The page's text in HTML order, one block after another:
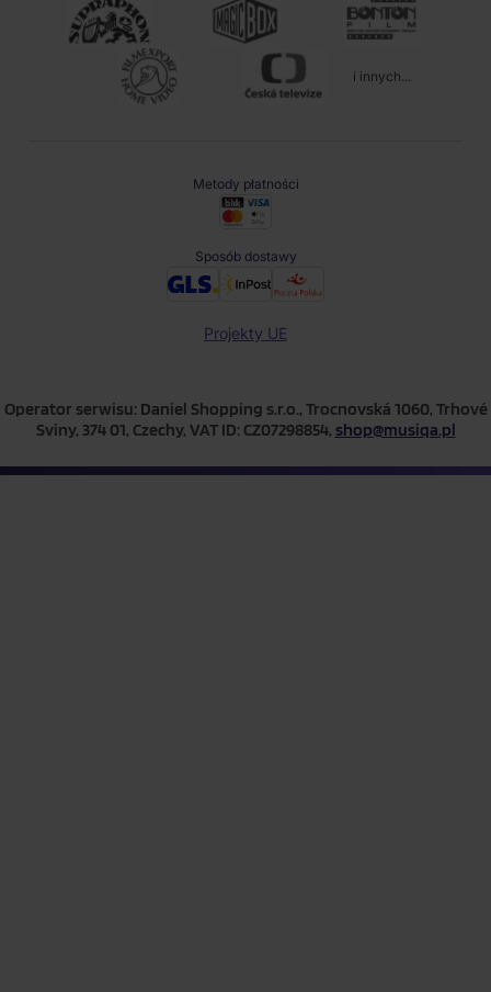
i innych...
Metody płatności
Sposób dostawy
Projekty UE
Operator serwisu: Daniel Shopping s.r.o., Trocnovská 1060, Trhové
Sviny, 374 01, Czechy, VAT ID: CZ07298854, shop@musiqa.pl